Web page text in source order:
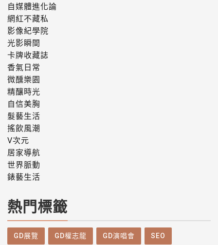
自媒體進化論
網紅不藏私
影像紀學院
光影瞬間
卡牌收藏誌
香氣日常
微醺樂園
精釀時光
自信美胸
髮藝生活
搖飲風潮
V次元
居家導航
世界脈動
錶藝生活
熱門標籤
GD展覽 GD權志龍 GD演唱會 SEO